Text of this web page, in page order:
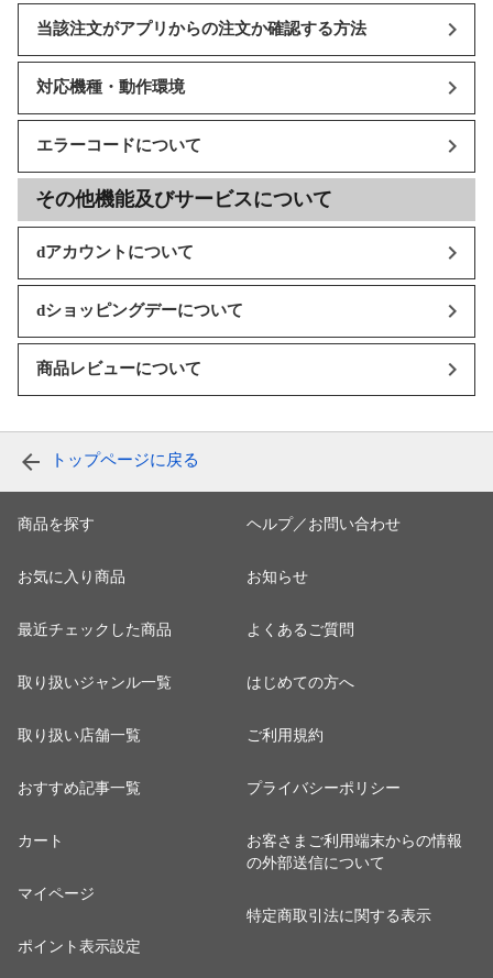
当該注文がアプリからの注文か確認する方法
対応機種・動作環境
エラーコードについて
その他機能及びサービスについて
dアカウントについて
dショッピングデーについて
商品レビューについて
トップページに戻る
商品を探す
お気に入り商品
最近チェックした商品
取り扱いジャンル一覧
取り扱い店舗一覧
おすすめ記事一覧
カート
マイページ
ポイント表示設定
ヘルプ／お問い合わせ
お知らせ
よくあるご質問
はじめての方へ
ご利用規約
プライバシーポリシー
お客さまご利用端末からの情報
の外部送信について
特定商取引法に関する表示